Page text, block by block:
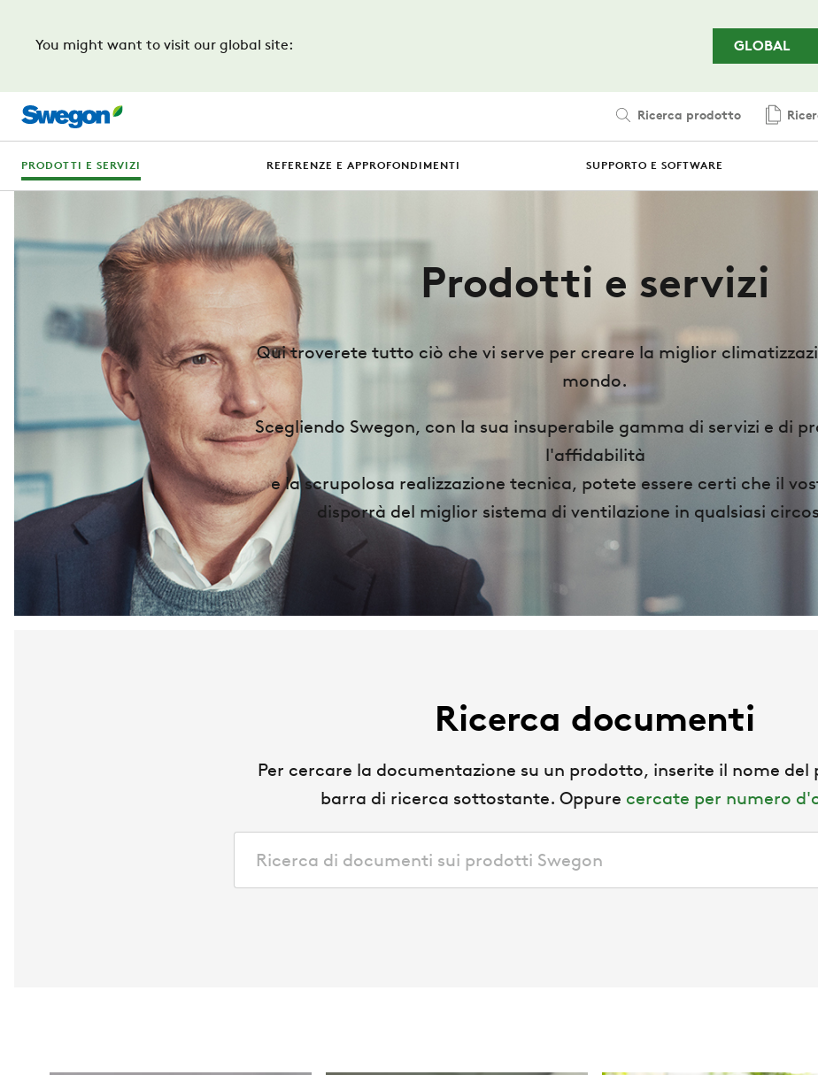
You might want to visit our global site:
GLOBAL
Ricerca prodotto
PRODOTTI E SERVIZI REFERENZE E APPROFONDIMENTI SUPPORTO E SOFTWARE
Prodotti e servizi
Qui troverete tutto ciò che vi serve per creare la miglior
mondo.
Scegliendo Swegon, con la sua insuperabile gamma di servizi e di
l'affidabilità
e la scrupolosa realizzazione tecnica, potete essere certi che il
disporrà del miglior sistema di ventilazione in qualsiasi
Ricerca documenti
Per cercare la documentazione su un prodotto, inserite il nome del
barra di ricerca sottostante. Oppure cercate per numero